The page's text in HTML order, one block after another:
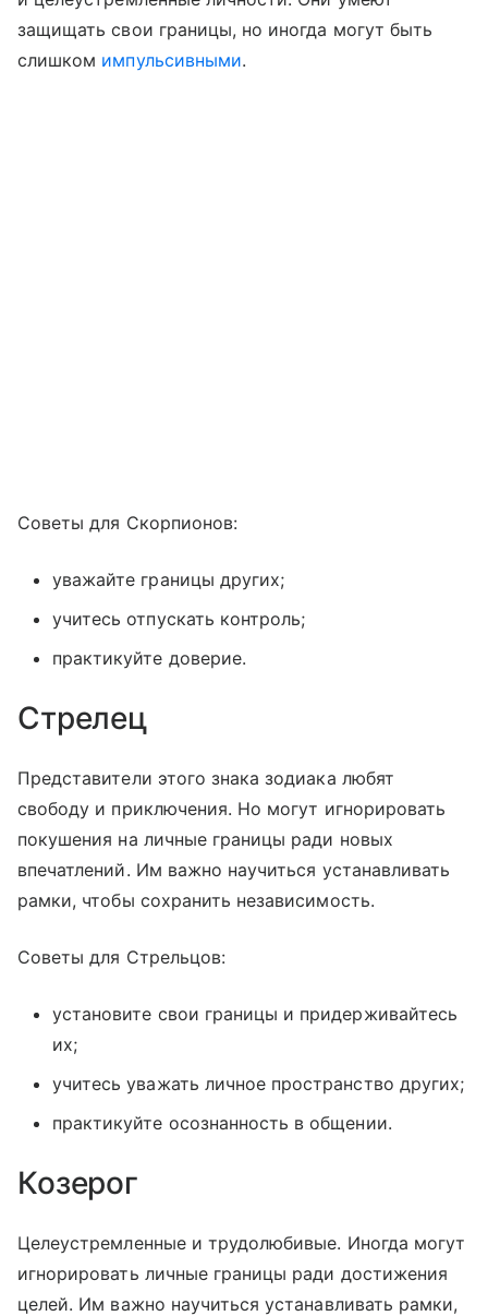
защищать свои границы, но иногда могут быть
слишком импульсивными.
Советы для Скорпионов:
уважайте границы других;
учитесь отпускать контроль;
практикуйте доверие.
Стрелец
Представители этого знака зодиака любят
свободу и приключения. Но могут игнорировать
покушения на личные границы ради новых
впечатлений. Им важно научиться устанавливать
рамки, чтобы сохранить независимость.
Советы для Стрельцов:
установите свои границы и придерживайтесь
их;
учитесь уважать личное пространство других;
практикуйте осознанность в общении.
Козерог
Целеустремленные и трудолюбивые. Иногда могут
игнорировать личные границы ради достижения
целей. Им важно научиться устанавливать рамки,